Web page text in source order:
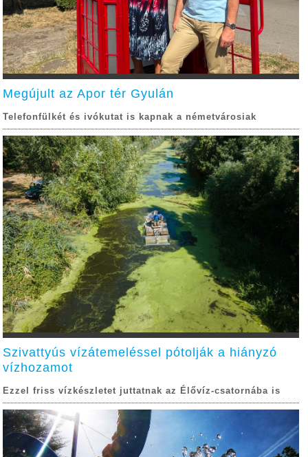
Megújult az Apor tér Gyulán
Telefonfülkét és ivókutat is kapnak a németvárosiak
Szivattyús vízátemeléssel pótolják a hiányzó
vízhozamot
Ezzel friss vízkészletet juttatnak az Élővíz-csatornába is